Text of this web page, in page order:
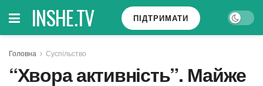
INSHE.TV ПІДТРИМАТИ
Головна Суспільство
“Хвора активність”. Майже